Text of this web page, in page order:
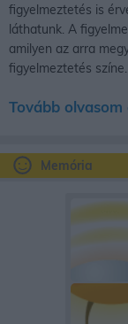
Memória
figyelmeztetés is
láthatunk. A
amilyen az arra
figyelmeztetés színe.
Tovább olvasom